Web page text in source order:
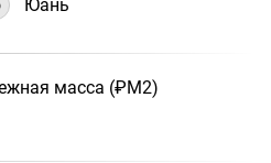
Юань
масса (₽М2)